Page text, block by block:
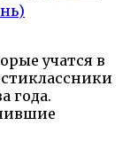
учатся в
года.